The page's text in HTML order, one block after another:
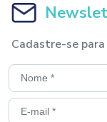
Cadastre-se